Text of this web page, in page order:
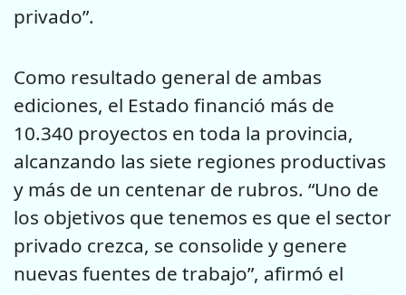
privado”.
Como resultado general de ambas
ediciones, el Estado financió más de
10.340 proyectos en toda la provincia,
alcanzando las siete regiones productivas
y más de un centenar de rubros. “Uno de
los objetivos que tenemos es que el sector
privado crezca, se consolide y genere
nuevas fuentes de trabajo”, afirmó el